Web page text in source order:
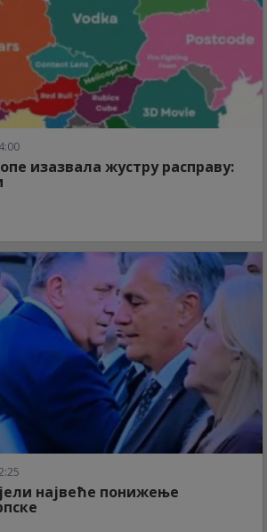
изазвала жустру расправу:
највеће понижење